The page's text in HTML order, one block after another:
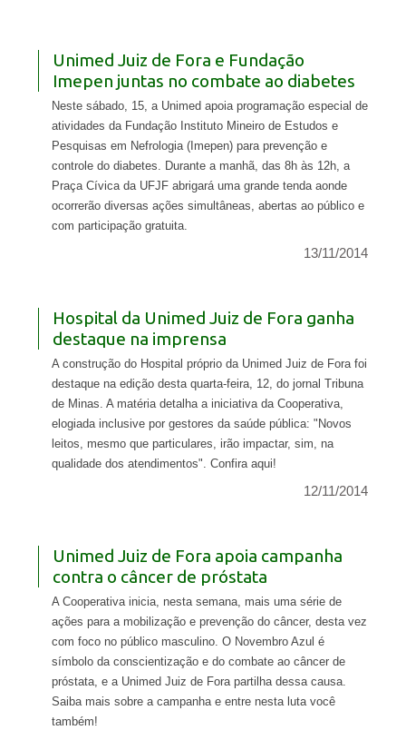
Unimed Juiz de Fora e Fundação
Imepen juntas no combate ao diabetes
Neste sábado, 15, a Unimed apoia programação especial de
atividades da Fundação Instituto Mineiro de Estudos e
Pesquisas em Nefrologia (Imepen) para prevenção e
controle do diabetes. Durante a manhã, das 8h às 12h, a
Praça Cívica da UFJF abrigará uma grande tenda aonde
ocorrerão diversas ações simultâneas, abertas ao público e
com participação gratuita.
13/11/2014
Hospital da Unimed Juiz de Fora ganha
destaque na imprensa
A construção do Hospital próprio da Unimed Juiz de Fora foi
destaque na edição desta quarta-feira, 12, do jornal Tribuna
de Minas. A matéria detalha a iniciativa da Cooperativa,
elogiada inclusive por gestores da saúde pública: "Novos
leitos, mesmo que particulares, irão impactar, sim, na
qualidade dos atendimentos". Confira aqui!
12/11/2014
Unimed Juiz de Fora apoia campanha
contra o câncer de próstata
A Cooperativa inicia, nesta semana, mais uma série de
ações para a mobilização e prevenção do câncer, desta vez
com foco no público masculino. O Novembro Azul é
símbolo da conscientização e do combate ao câncer de
próstata, e a Unimed Juiz de Fora partilha dessa causa.
Saiba mais sobre a campanha e entre nesta luta você
também!